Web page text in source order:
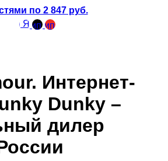
по 2 847 руб.
Интернет-
Dunky –
дилер